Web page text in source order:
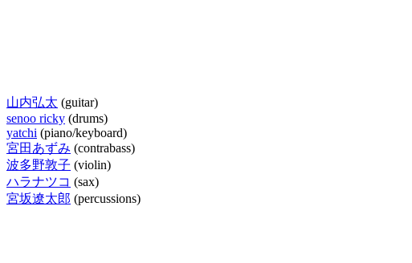
山内弘太 (guitar)
senoo ricky (drums)
yatchi (piano/keyboard)
宮田あずみ (contrabass)
波多野敦子 (violin)
ハラナツコ (sax)
宮坂遼太郎 (percussions)